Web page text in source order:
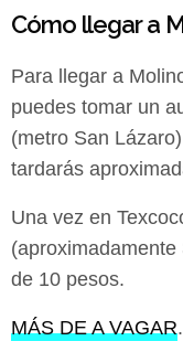
Cómo llegar a
Para llegar a
puedes tomar un
(metro San
tardarás
Una vez en
de 10 pesos.
MÁS DE A VAGAR.